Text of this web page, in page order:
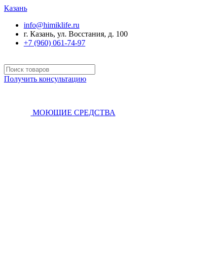
Казань
info@himiklife.ru
г. Казань, ул. Восстания, д. 100
+7 (960) 061-74-97
Получить консультацию
МОЮЩИЕ СРЕДСТВА